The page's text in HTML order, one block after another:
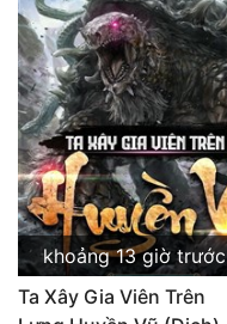
khoảng 13 giờ trước
Ta Xây Gia Viên Trên